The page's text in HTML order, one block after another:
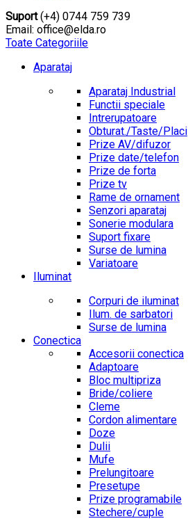
Suport(+4) 0744 759 739
Email: office@elda.ro
Toate Categoriile
Aparataj
Aparataj Industrial
Functii speciale
Intrerupatoare
Obturat./Taste/Placi
Prize AV/difuzor
Prize date/telefon
Prize de forta
Prize tv
Rame de ornament
Senzori aparataj
Sonerie modulara
Suport fixare
Surse de lumina
Variatoare
Iluminat
Corpuri de iluminat
Ilum. de sarbatori
Surse de lumina
Conectica
Accesorii conectica
Adaptoare
Bloc multipriza
Bride/coliere
Cleme
Cordon alimentare
Doze
Dulii
Mufe
Prelungitoare
Presetupe
Prize programabile
Stechere/cuple